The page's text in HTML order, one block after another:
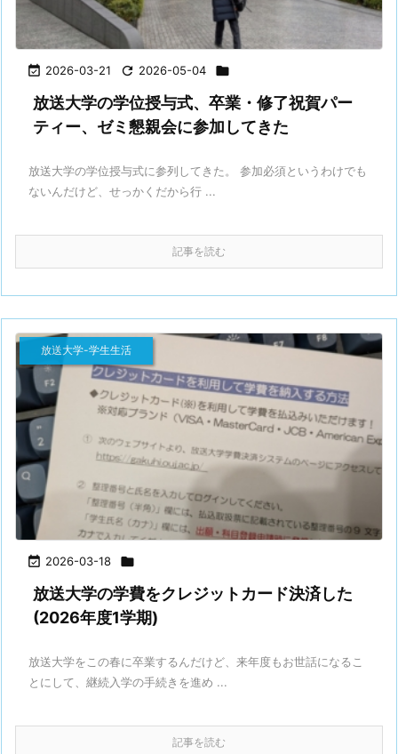
 2026-03-21  2026-05-04 
放送大学の学位授与式、卒業・修了祝賀パー
ティー、ゼミ懇親会に参加してきた
放送大学の学位授与式に参列してきた。 参加必須というわけでも
ないんだけど、せっかくだから行 ...
記事を読む
 2026-03-18 
放送大学-学生生活
放送大学の学費をクレジットカード決済した
(2026年度1学期)
放送大学をこの春に卒業するんだけど、来年度もお世話になるこ
とにして、継続入学の手続きを進め ...
記事を読む